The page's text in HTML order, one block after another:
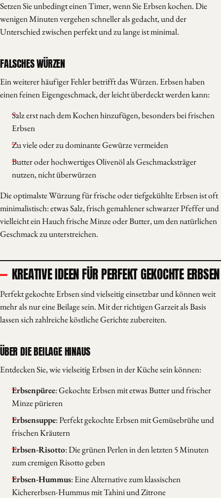
Setzen Sie unbedingt einen Timer, wenn Sie Erbsen kochen. Die
wenigen Minuten vergehen schneller als gedacht, und der
Unterschied zwischen perfekt und zu lange ist minimal.
FALSCHES WÜRZEN
Ein weiterer häufiger Fehler betrifft das Würzen. Erbsen haben
einen feinen Eigengeschmack, der leicht überdeckt werden kann:
Salz erst nach dem Kochen hinzufügen, besonders bei frischen
Erbsen
Zu viele oder zu dominante Gewürze vermeiden
Butter oder hochwertiges Olivenöl als Geschmacksträger
nutzen, nicht überwürzen
Die optimalste Würzung für frische oder tiefgekühlte Erbsen ist oft
minimalistisch: etwas Salz, frisch gemahlener schwarzer Pfeffer und
vielleicht ein Hauch frische Minze oder Butter, um den natürlichen
Geschmack zu unterstreichen.
KREATIVE IDEEN FÜR PERFEKT GEKOCHTE ERBSEN
Perfekt gekochte Erbsen sind vielseitig einsetzbar und können weit
mehr als nur eine Beilage sein. Mit der richtigen Garzeit als Basis
lassen sich zahlreiche köstliche Gerichte zubereiten.
ÜBER DIE BEILAGE HINAUS
Entdecken Sie, wie vielseitig Erbsen in der Küche sein können:
Erbsenpüree: Gekochte Erbsen mit etwas Butter und frischer
Minze pürieren
Erbsensuppe: Perfekt gekochte Erbsen mit Gemüsebrühe und
frischen Kräutern
Erbsen-Risotto: Die grünen Perlen in den letzten 5 Minuten
zum cremigen Risotto geben
Erbsen-Hummus: Eine Alternative zum klassischen
Kichererbsen-Hummus mit Tahini und Zitrone